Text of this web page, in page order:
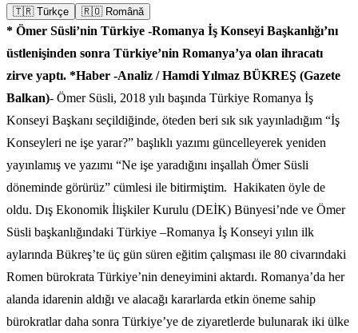
🇹🇷 Türkçe 🇷🇴 Română
* Ömer Süsli’nin Türkiye -Romanya İş Konseyi Başkanlığı’nı
üstlenişinden sonra Türkiye’nin Romanya’ya olan ihracatı
zirve yaptı. *Haber -Analiz / Hamdi Yılmaz BÜKREŞ (Gazete
Balkan)- Ömer Süsli, 2018 yılı başında Türkiye Romanya İş
Konseyi Başkanı seçildiğinde, öteden beri sık sık yayınladığım “İş
Konseyleri ne işe yarar?” başlıklı yazımı güncelleyerek yeniden
yayınlamış ve yazımı “Ne işe yaradığını inşallah Ömer Süsli
döneminde görürüz” cümlesi ile bitirmiştim. Hakikaten öyle de
oldu. Dış Ekonomik İlişkiler Kurulu (DEİK) Bünyesi’nde ve Ömer
Süsli başkanlığındaki Türkiye –Romanya İş Konseyi yılın ilk
aylarında Bükreş’te üç gün süren eğitim çalışması ile 80 civarındaki
Romen bürokrata Türkiye’nin deneyimini aktardı. Romanya’da her
alanda idarenin aldığı ve alacağı kararlarda etkin öneme sahip
bürokratlar daha sonra Türkiye’ye de ziyaretlerde bulunarak iki ülke